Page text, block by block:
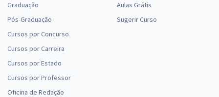
Graduação
Pós-Graduação
Cursos por Concurso
Cursos por Carreira
Cursos por Estado
Cursos por Professor
Oficina de Redação
Aulas Grátis
Sugerir Curso